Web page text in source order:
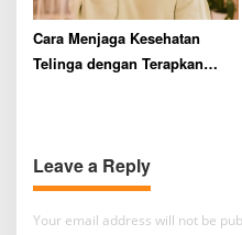
Cara Menjaga Kesehatan
Telinga dengan Terapkan
Leave a Reply
Your email address will not be